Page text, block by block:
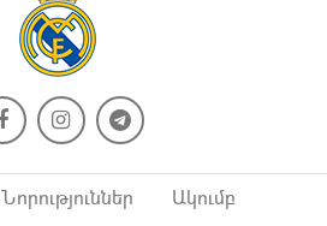
Պաշտոնական հայտարարություն.
Յան Դիոմանդե
09.08.2026
Պաշտոնական հայտարարություն.
09.08.2026
«Ռեալ» - «Ատալանտա». հավանական
մեկնարկային...
09.08.2026
Զիդանի հեռանալու դեպքում Վարանը
նույնպես...
Նորություններ Ակումբ